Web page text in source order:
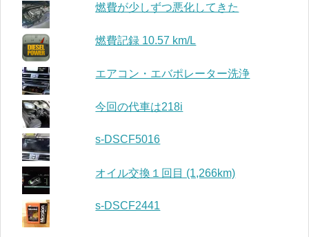
燃費が少しずつ悪化してきた
燃費記録 10.57 km/L
エアコン・エバポレーター洗浄
今回の代車は218i
s-DSCF5016
オイル交換１回目 (1,266km)
s-DSCF2441